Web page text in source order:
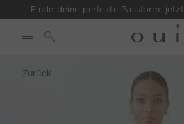
Finde deine perfekte Passform: jetzt
Zurück